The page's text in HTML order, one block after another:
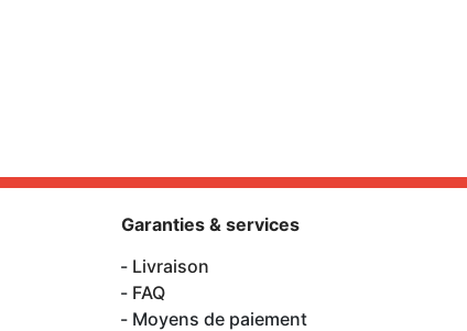
Garanties & services
Livraison
FAQ
Moyens de paiement